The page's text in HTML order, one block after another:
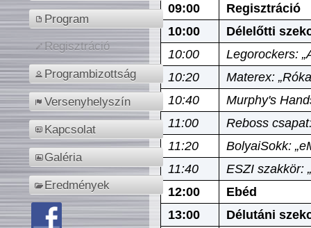
Program
Regisztráció
Programbizottság
Versenyhelyszín
Kapcsolat
Galéria
Eredmények
09:00
Regisztráció
10:00
Délelőtti
10:00
Legorockers:
10:20
Materex:
10:40
Murphy's
11:00
Reboss
11:20
BolyaiSokk:
11:40
ESZI szakkör:
12:00
Ebéd
13:00
Délutáni